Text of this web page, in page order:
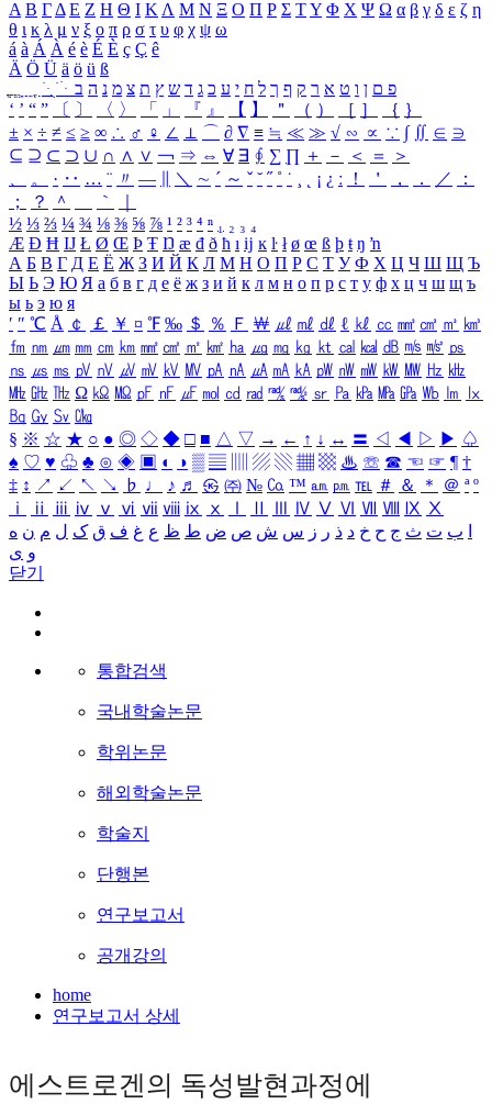
Α Β ΓΔ Ε Ζ Η Θ Ι ΚΛ Μ Ν Ξ Ο Π Ρ Σ ΤΥ Φ Χ Ψ Ω α β γ δ ε ζ η
θ ι κ λ μ ν ξ ο π ρ σ τ υ φ χ ψ ω
á à Á À é è É È ç Ç ê
Ä Ö Ü ä ö ü ß
ִֶֹ ֻּ ׁׂ פ ם ן ו ט א ר ק ף ך ל ח י ע כ ג ד ש ץ ת צ מ נ ה ב
‘ ’ “ ” 〔 〕 〈 〉 「 」 『 』 【 】 ＂ （ ） ［ ］ ｛ ｝
± × ÷ ≠ ≤ ≥ ∞ ∴ ♂ ♀ ∠ ⊥ ⌒ ∂ ∇ ≡ ≒ ≪ ≫ √ ∽ ∝ ∵ ∫ ∬ ∈ ∋
⊆ ⊇ ⊂ ⊃ ∪ ∩ ∧ ∨ ￢ ⇒ ⇔ ∀ ∃ ∮ ∑ ∏ ＋ － ＜ ＝
＞
、
。 · ‥ … ¨ 〃 ― ＼ ∼ ´ ～ ˇ ˘ ˝ ˚ ˙ ¸ ¡ ¿ ː ！ ＇ ， ． ／
：
；
？ ＾ ｀
½ ⅓ ⅔ ¼ ¾ ⅛ ⅜ ⅝ ⅞ ¹ ² ³ ⁴ ⁿ ₁ ₂ ₃ ₄
Æ Ð Ħ Ĳ Ł Ø Œ Þ Ŧ Ŋ æ đ ð ħ ı ĳ ĸ ŀ ł ø œ ß þ ŧ ŋ ŉ
А Б В Г Д Е Ё Ж З И Й К Л М Н О П Р С Т У Ф Х Ц Ч Ш Щ Ъ
Ы Ь Э Ю Я а б в г д е ё ж з и й к л м н о п р с т у ф х ц ч ш щ ъ
ы ь э ю я
′ ″ ℃ Å ￠ ￡ ￥ ¤ ℉ ‰ ＄ ％ Ｆ ￦ ㎕ ㎖ ㎗ ℓ ㎘ ㏄ ㎣ ㎤ ㎥ ㎦
㎙ ㎚ ㎛ ㎜ ㎝ ㎞ ㎟ ㎠ ㎡ ㎢ ㏊ ㎍ ㎎ ㎏ ㏏ ㎈ ㎉ ㏈ ㎧ ㎨ ㎰
㎱ ㎲ ㎳ ㎴ ㎵ ㎶ ㎷ ㎸ ㎹ ㎀ ㎁ ㎂ ㎃ ㎄ ㎺ ㎻ ㎽ ㎾ ㎿ ㎐ ㎑
㎒ ㎓ ㎔ Ω ㏀ ㏁ ㎊ ㎋ ㎌ ㏖ ㏅ ㎭ ㎮ ㎯ ㏛ ㎩ ㎪ ㎫ ㎬ ㏝ ㏐
㏓
㏃ ㏉ ㏜ ㏆
§ ※ ☆ ★ ○ ● ◎ ◇ ◆ □ ■ △ ▽ → ← ↑ ↓ ↔ 〓 ◁ ◀ ▷ ▶ ♤
♠ ♡ ♥ ♧ ♣ ⊙ ◈ ▣ ◐ ◑ ▒ ▤ ▨ ▧ ▦ ▩ ♨ ☏ ☎ ☜ ☞ ¶ †
‡ ↕ ↗ ↙ ↖ ↘ ♭ ♩ ♪ ♬ ㉿ ㈜ № ㏇ ™ ㏂ ㏘ ℡ ＃ ＆ ＊ ＠ ª º
ⅰ
ⅱ ⅲ ⅳ ⅴ ⅵ ⅶ ⅷ ⅸ ⅹ Ⅳ Ⅴ Ⅵ Ⅶ Ⅷ Ⅸ Ⅹ
ب ت ث ج ح خ د ذ ر ز س ش ص ض ط ظ ع غ ف ق ک ل م ن ه
و ی
닫기
통합검색
국내학술논문
학위논문
해외학술논문
학술지
단행본
연구보고서
공개강의
home
연구보고서 상세
에스트로겐의 독성발현과정에